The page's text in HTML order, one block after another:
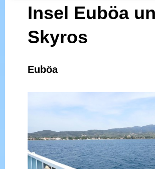
Insel Euböa
Skyros
Euböa